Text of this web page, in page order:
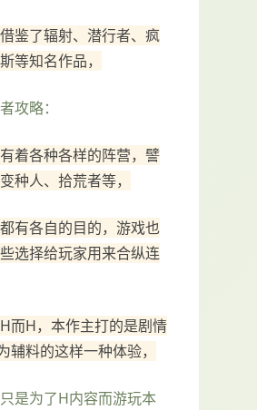
鉴了辐射、潜行者、疯
等知名作品，
攻略：
着各种各样的阵营，譬
种人、拾荒者等，
有各自的目的，游戏也
选择给玩家用来合纵连
而H，本作主打的是剧情
辅料的这样一种体验，
是为了H内容而游玩本